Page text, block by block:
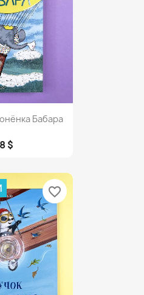
Бабара
$
favorite_border